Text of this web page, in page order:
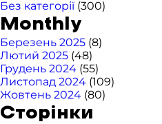
Без категорії (300)
Monthly
Березень 2025 (8)
Лютий 2025 (48)
Грудень 2024 (55)
Листопад 2024 (109)
Жовтень 2024 (80)
Сторінки